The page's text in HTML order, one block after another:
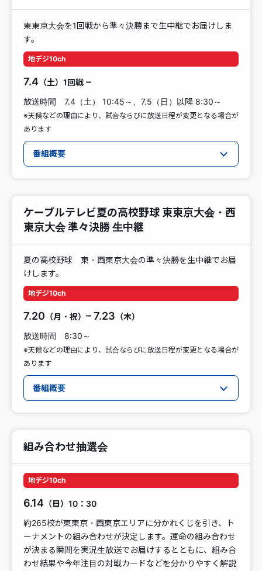
東東京大会を1回戦から準々決勝まで生中継でお届けしま
す。
地デジ10ch
7.4 （土）1回戦 –
放送時間 7.4（土） 10:45～、7.5（日）以降 8:30～
※天候などの理由により、試合ならびに放送日程が変更となる場合が
あります
番組概要
ケーブルテレビ夏の高校野球 東東京大会・西
東京大会 準々決勝 生中継
夏の高校野球 東・西東京大会の準々決勝を生中継でお届
けします。
地デジ10ch
7.20 （月・祝） – 7.23 （木）
放送時間 8:30～
※天候などの理由により、試合ならびに放送日程が変更となる場合が
あります
番組概要
組み合わせ抽選会
地デジ10ch
6.14 （日）10：30
約265校が東東京・西東京エリアに分かれくじを引き、ト
ーナメントの組み合わせが決定します。運命の組み合わせ
が決まる瞬間を実況生放送でお届けするとともに、組み合
わせ結果や今年注目の対戦カードなどを分かりやすく解説